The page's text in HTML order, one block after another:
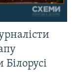
Білорусі